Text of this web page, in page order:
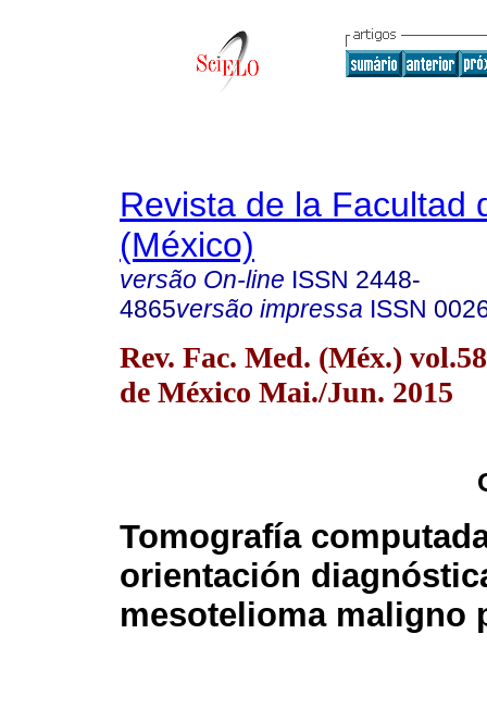
Revista de la Facultad
(México)
versão On-line ISSN 2448-
4865versão impressa ISSN
Rev. Fac. Med. (Méx.)
de México Mai./Jun. 2015
Tomografía
orientación
mesotelioma maligno